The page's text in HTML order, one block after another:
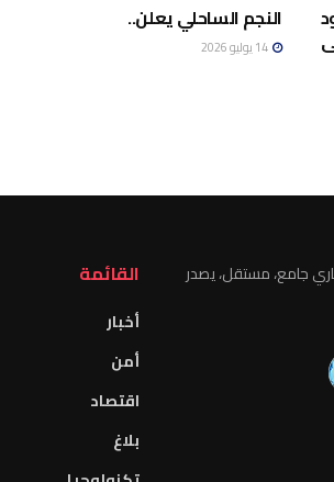
النجم الساحلي يعلن..
جامع، مستقل، يصدر
القائمة
أخبار
أمن
اقتصاد
بلاغ